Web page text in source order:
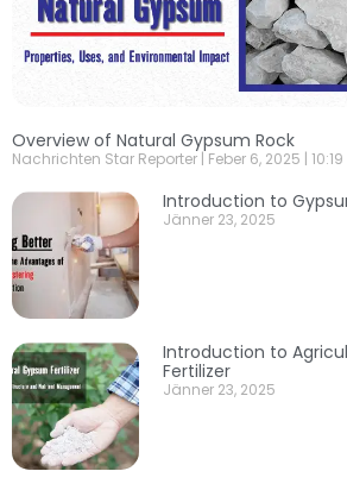
Overview of Natural Gypsum Rock
Nachrichten Star Reporter Feber 6, 2025
Introduction to
Jänner 23, 2025
Introduction to
Fertilizer
Jänner 23, 2025